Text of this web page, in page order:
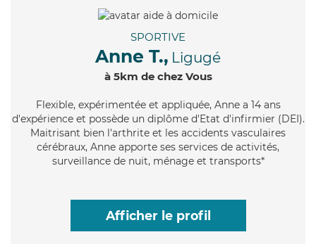
SPORTIVE
Anne T., Ligugé
à 5km de chez Vous
Flexible, expérimentée et appliquée, Anne a 14 ans
d'expérience et possède un diplôme d'Etat d'infirmier (DEI).
Maitrisant bien l'arthrite et les accidents vasculaires
cérébraux, Anne apporte ses services de activités,
surveillance de nuit, ménage et transports*
Afficher le profil